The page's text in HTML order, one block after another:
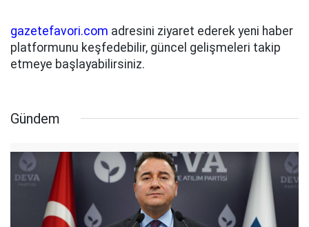
gazetefavori.com adresini ziyaret ederek yeni haber
platformunu keşfedebilir, güncel gelişmeleri takip
etmeye başlayabilirsiniz.
Gündem